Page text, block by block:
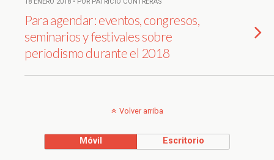
Para agendar: eventos, congresos,
seminarios y festivales sobre
periodismo durante el 2018
Volver arriba
Móvil Escritorio